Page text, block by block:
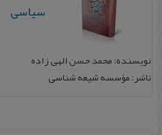
سیاسی
نویسنده: محمد حسن الهی زاده
ناشر: مؤسسه شیعه شناسی